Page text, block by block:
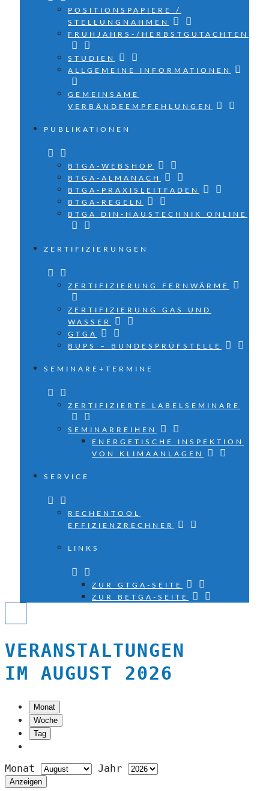
POSITIONSPAPIERE /
STELLUNGNAHMEN
FRÜHJAHRS-/HERBSTGUTACHTEN
STUDIEN
ALLGEMEINE INFORMATIONEN
GEMEINSAME
VERBÄNDEEMPFEHLUNGEN
PUBLIKATIONEN
BTGA-WEBSHOP
BTGA-ALMANACH
BTGA-PRAXISLEITFADEN
BTGA-REGELN
BTGA DIN-HAUSTECHNIK ONLINE
ZERTIFIZIERUNGEN
ZERTIFIZIERUNG FERNWÄRME
ZERTIFIZIERUNG GAS UND
WASSER
GTGA
BUPS – BUNDESPRÜFSTELLE
SEMINARE+TERMINE
ZERTIFIZIERTE LABELSEMINARE
SEMINARREIHEN
ENERGETISCHE INSPEKTION
VON KLIMAANLAGEN
SERVICE
RECHENTOOL
EFFIZIENZRECHNER
LINKS
ZUR GTGA-SEITE
ZUR BETGA-SEITE
VERANSTALTUNGEN
IM AUGUST 2026
Monat
Woche
Tag
Monat Jahr